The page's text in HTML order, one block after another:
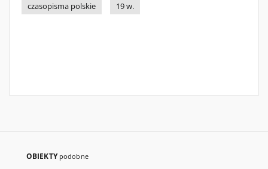
czasopisma polskie
19 w.
OBIEKTY podobne